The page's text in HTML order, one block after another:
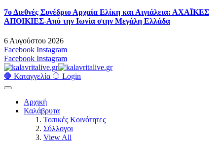
7ο Διεθνές Συνέδριο Αρχαία Ελίκη και Αιγιάλεια: ΑΧΑΪΚΕΣ
ΑΠΟΙΚΙΕΣ-Από την Ιωνία στην Μεγάλη Ελλάδα
6 Αυγούστου 2026
Facebook Instagram
Facebook Instagram
🛑 Καταγγελία 🛑 Login
Αρχική
Καλάβρυτα
Τοπικές Κοινότητες
Σύλλογοι
View All